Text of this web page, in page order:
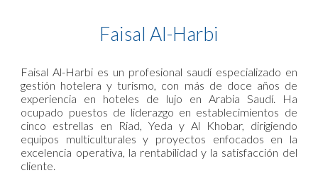
Faisal Al-Harbi
Faisal Al-Harbi es un profesional saudí especializado en
gestión hotelera y turismo, con más de doce años de
experiencia en hoteles de lujo en Arabia Saudí. Ha
ocupado puestos de liderazgo en establecimientos de
cinco estrellas en Riad, Yeda y Al Khobar, dirigiendo
equipos multiculturales y proyectos enfocados en la
excelencia operativa, la rentabilidad y la satisfacción del
cliente.